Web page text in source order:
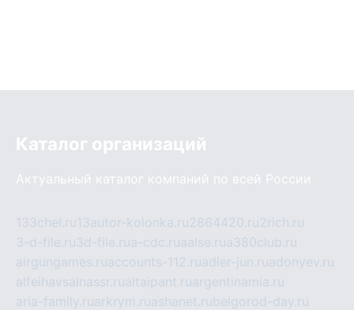
Каталог организаций
Актуальный каталог компаний по всей России
133chel.ru13autor-kolonka.ru2864420.ru2rich.ru
3-d-file.ru3d-file.rua-cdc.ruaalse.rua380club.ru
airgungames.ruaccounts-112.ruadler-jun.ruadonyev.ru
alfeihavsalnassr.rualtaipant.ruargentinamia.ru
aria-family.ruarkrym.ruashanet.rubelgorod-day.ru